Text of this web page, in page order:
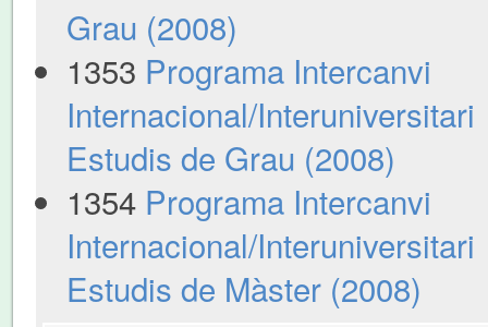
Grau (2008)
1353 Programa Intercanvi
Internacional/Interuniversitari
Estudis de Grau (2008)
1354 Programa Intercanvi
Internacional/Interuniversitari
Estudis de Màster (2008)